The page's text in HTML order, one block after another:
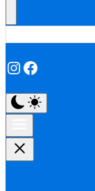
Instagram
Facebook